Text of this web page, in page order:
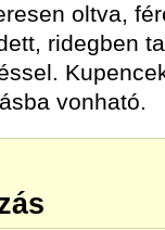
oltva,
ridegben
vonható.